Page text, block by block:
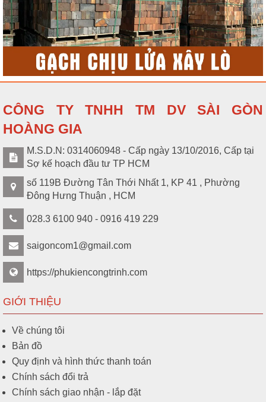
CÔNG TY TNHH TM DV SÀI GÒN
HOÀNG GIA
M.S.D.N: 0314060948 - Cấp ngày 13/10/2016, Cấp tại
Sợ kế hoạch đầu tư TP HCM
số 119B Đường Tân Thới Nhất 1, KP 41 , Phường
Đông Hưng Thuận , HCM
028.3 6100 940 - 0916 419 229
saigoncom1@gmail.com
https://phukiencongtrinh.com
GIỚI THIỆU
Về chúng tôi
Bản đồ
Quy định và hình thức thanh toán
Chính sách đổi trả
Chính sách giao nhận - lắp đặt